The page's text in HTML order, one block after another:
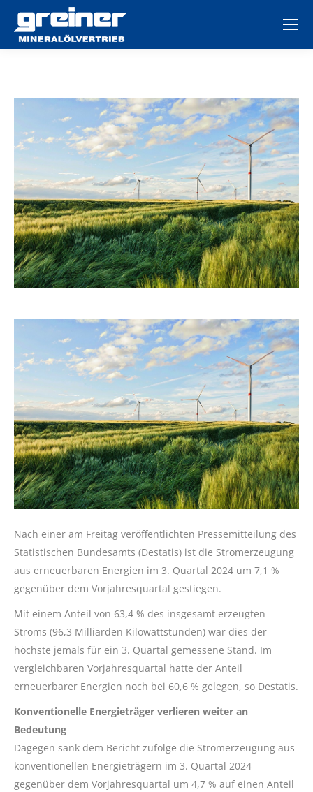
Nach einer am Freitag veröffentlichten Pressemitteilung des
Statistischen Bundesamts (Destatis) ist die Stromerzeugung
aus erneuerbaren Energien im 3. Quartal 2024 um 7,1 %
gegenüber dem Vorjahresquartal gestiegen.
Mit einem Anteil von 63,4 % des insgesamt erzeugten
Stroms (96,3 Milliarden Kilowattstunden) war dies der
höchste jemals für ein 3. Quartal gemessene Stand. Im
vergleichbaren Vorjahresquartal hatte der Anteil
erneuerbarer Energien noch bei 60,6 % gelegen, so Destatis.
Konventionelle Energieträger verlieren weiter an
Bedeutung
Dagegen sank dem Bericht zufolge die Stromerzeugung aus
konventionellen Energieträgern im 3. Quartal 2024
gegenüber dem Vorjahresquartal um 4,7 % auf einen Anteil